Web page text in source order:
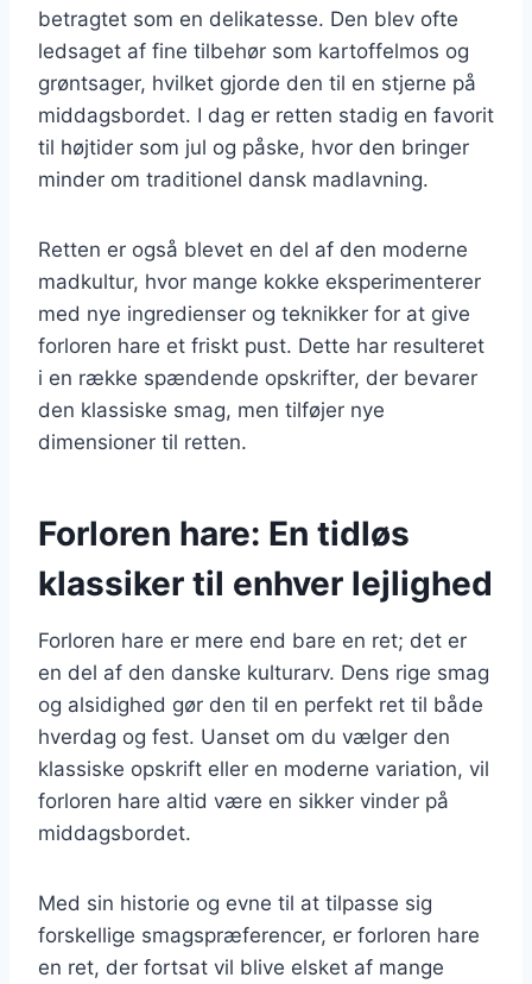
betragtet som en delikatesse. Den blev ofte
ledsaget af fine tilbehør som kartoffelmos og
grøntsager, hvilket gjorde den til en stjerne på
middagsbordet. I dag er retten stadig en favorit
til højtider som jul og påske, hvor den bringer
minder om traditionel dansk madlavning.
Retten er også blevet en del af den moderne
madkultur, hvor mange kokke eksperimenterer
med nye ingredienser og teknikker for at give
forloren hare et friskt pust. Dette har resulteret
i en række spændende opskrifter, der bevarer
den klassiske smag, men tilføjer nye
dimensioner til retten.
Forloren hare: En tidløs
klassiker til enhver lejlighed
Forloren hare er mere end bare en ret; det er
en del af den danske kulturarv. Dens rige smag
og alsidighed gør den til en perfekt ret til både
hverdag og fest. Uanset om du vælger den
klassiske opskrift eller en moderne variation, vil
forloren hare altid være en sikker vinder på
middagsbordet.
Med sin historie og evne til at tilpasse sig
forskellige smagspræferencer, er forloren hare
en ret, der fortsat vil blive elsket af mange